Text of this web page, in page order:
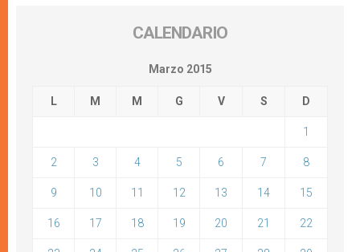
CALENDARIO
Marzo 2015
L M M G V S D
1
2 3 4 5 6 7 8
9 10 11 12 13 14 15
16 17 18 19 20 21 22